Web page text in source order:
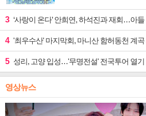
3 ‘사랑이 온다’ 안희연, 하석진과 재회…아
4 '최우수산' 마지막회, 마니산 함허동천 계
5 성리, 고양 입성…'무명전설' 전국투어 열기
영상뉴스